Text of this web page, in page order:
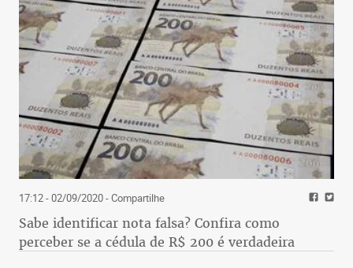
17:12 - 02/09/2020- Compartilhe
Sabe identificar nota falsa? Confira como
perceber se a cédula de R$ 200 é verdadeira